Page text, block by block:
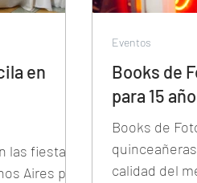
en
las fiesta
Aires por
Books de
para 15
Books de
calidad del
Eventos